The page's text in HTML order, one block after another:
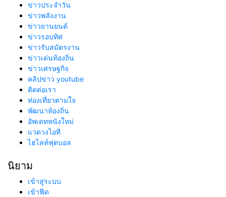
ข่าวประจำวัน
ข่าวพลังงาน
ข่าวยานยนต์
ข่าวรอบทิศ
ข่าวรับสมัตรงาน
ข่าวเด่นท้องถิ่น
ข่าวเศรษฐกิจ
คลิปข่าว youtube
ติดต่อเรา
ท่องเที่ยวตามใจ
พัฒนาท้องถิ่น
อัพเดทหนังใหม่
แวดวงไอที
ไฮไลท์ฟุตบอล
นิยาม
เข้าสู่ระบบ
เข้าฟีด